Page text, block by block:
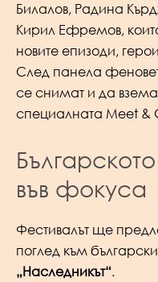
Билалов, Радина
Кирил Ефремов,
новите епизоди,
След панела
се снимат и да
специалната Meet
във фокуса
Фестивалът ще
поглед към
„Наследникът“.